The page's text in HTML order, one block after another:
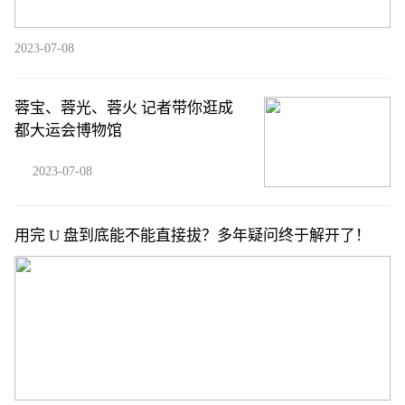
2023-07-08
蓉宝、蓉光、蓉火 记者带你逛成
都大运会博物馆
2023-07-08
用完 U 盘到底能不能直接拔？多年疑问终于解开了！